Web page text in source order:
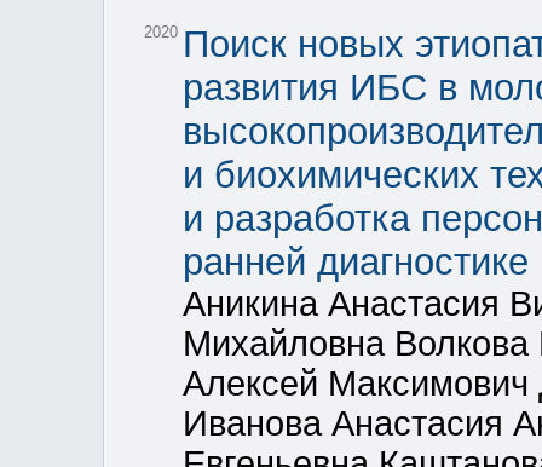
2020 Поиск новых
развития ИБС в
и биохимических
и разработка
ранней
Аникина Анастасия
Михайловна
Алексей Максимович
Иванова Анастасия